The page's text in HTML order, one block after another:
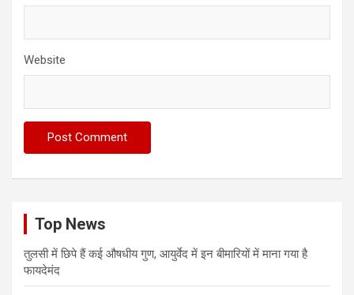
Website
Top News
तुलसी में छिपे हैं कई औषधीय गुण, आयुर्वेद में इन बीमारियों में माना गया है
फायदेमंद